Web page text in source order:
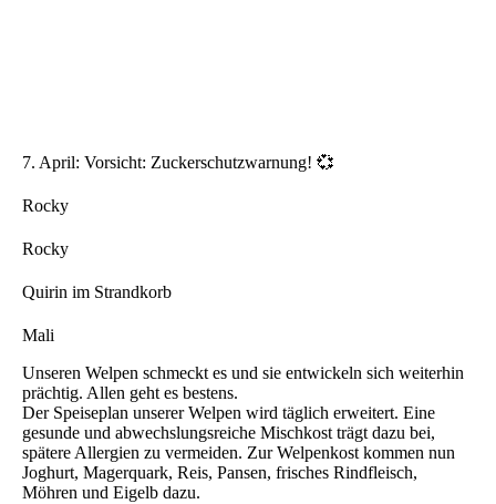
7. April: Vorsicht: Zuckerschutzwarnung! 💞
Rocky
Rocky
Quirin im Strandkorb
Mali
Unseren Welpen schmeckt es und sie entwickeln sich weiterhin
prächtig. Allen geht es bestens.
Der Speiseplan unserer Welpen wird täglich erweitert. Eine
gesunde und abwechslungsreiche Mischkost trägt dazu bei,
spätere Allergien zu vermeiden. Zur Welpenkost kommen nun
Joghurt, Magerquark, Reis, Pansen, frisches Rindfleisch,
Möhren und Eigelb dazu.